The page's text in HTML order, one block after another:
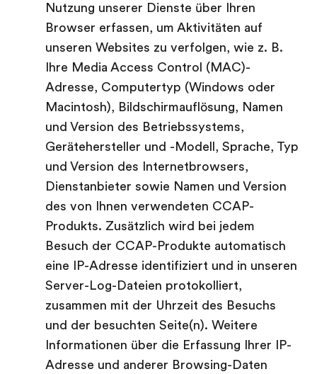
Nutzung unserer Dienste über Ihren
Browser erfassen, um Aktivitäten auf
unseren Websites zu verfolgen, wie z. B.
Ihre Media Access Control (MAC)-
Adresse, Computertyp (Windows oder
Macintosh), Bildschirmauflösung, Namen
und Version des Betriebssystems,
Gerätehersteller und -Modell, Sprache, Typ
und Version des Internetbrowsers,
Dienstanbieter sowie Namen und Version
des von Ihnen verwendeten CCAP-
Produkts. Zusätzlich wird bei jedem
Besuch der CCAP-Produkte automatisch
eine IP-Adresse identifiziert und in unseren
Server-Log-Dateien protokolliert,
zusammen mit der Uhrzeit des Besuchs
und der besuchten Seite(n). Weitere
Informationen über die Erfassung Ihrer IP-
Adresse und anderer Browsing-Daten